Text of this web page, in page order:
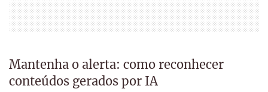
Mantenha o alerta: como reconhecer
conteúdos gerados por IA